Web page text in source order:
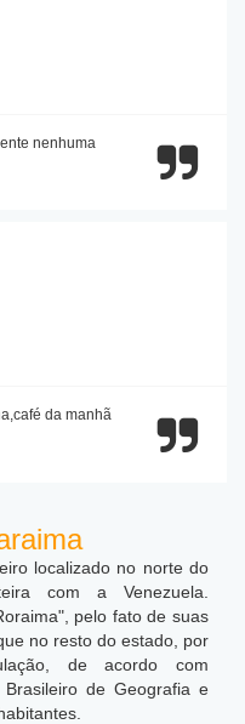
nenhuma
da manhã
localizado no norte do
com a Venezuela.
pelo fato de suas
no resto do estado, por
de acordo com
de Geografia e